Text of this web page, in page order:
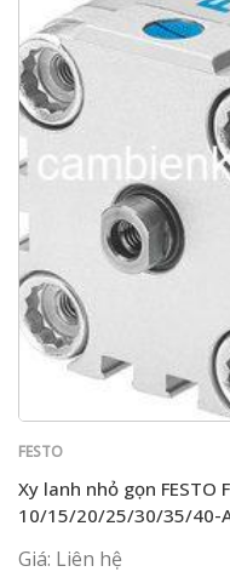
FESTO
Xy lanh nhỏ gọn FESTO
10/15/20/25/30/35/40-
Giá: Liên hệ